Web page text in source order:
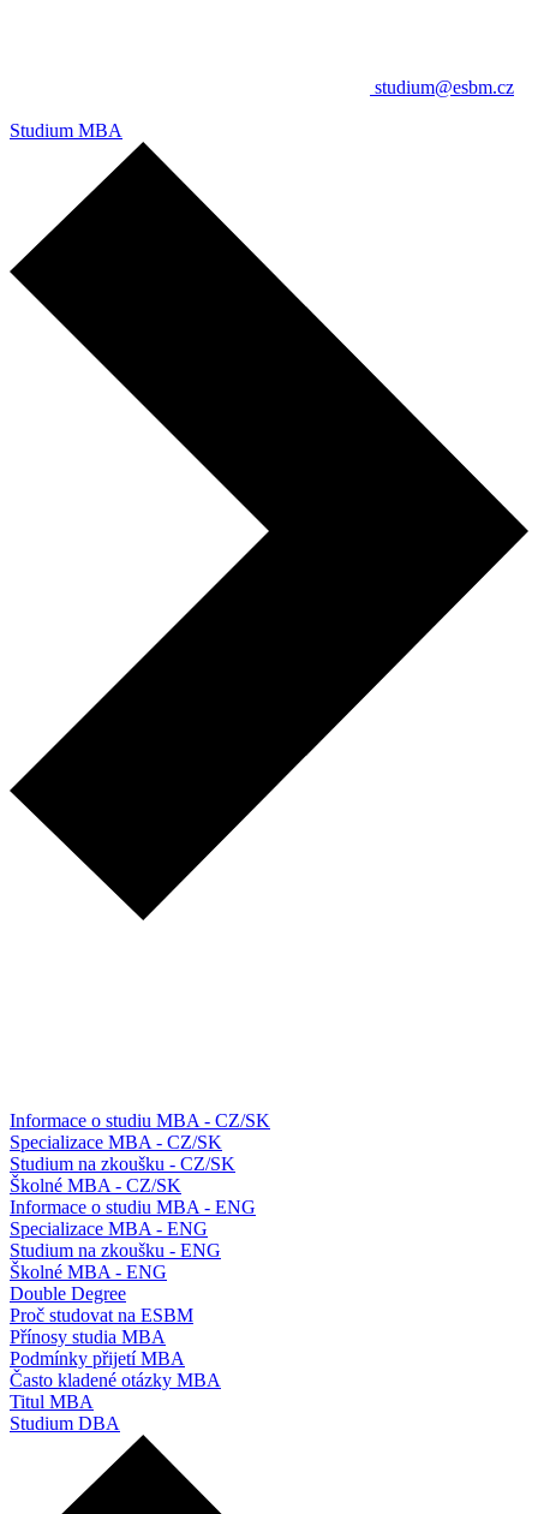
studium@esbm.cz
Studium MBA
Informace o studiu MBA - CZ/SK
Specializace MBA - CZ/SK
Studium na zkoušku - CZ/SK
Školné MBA - CZ/SK
Informace o studiu MBA - ENG
Specializace MBA - ENG
Studium na zkoušku - ENG
Školné MBA - ENG
Double Degree
Proč studovat na ESBM
Přínosy studia MBA
Podmínky přijetí MBA
Často kladené otázky MBA
Titul MBA
Studium DBA